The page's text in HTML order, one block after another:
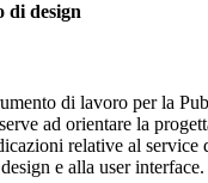
di design
di lavoro per la
ad orientare la
relative al service
e alla user interface.